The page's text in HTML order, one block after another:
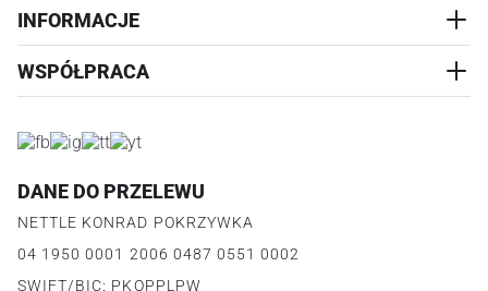
WYPRZEDAŻ
REALIZACJA I WYSYŁKA
WYMIANA
PŁATNOŚCI
FAQ
INFORMACJE
KONTAKT
O PRODUKCIE
WSPÓŁPRACA
JAK DZIAŁA PROGRAM
REGULAMIN PROGRAMU
POLITYKA PRYWATNOŚCI PROGRAMU
DANE DO PRZELEWU
NETTLE KONRAD POKRZYWKA
04 1950 0001 2006 0487 0551 0002
SWIFT/BIC: PKOPPLPW